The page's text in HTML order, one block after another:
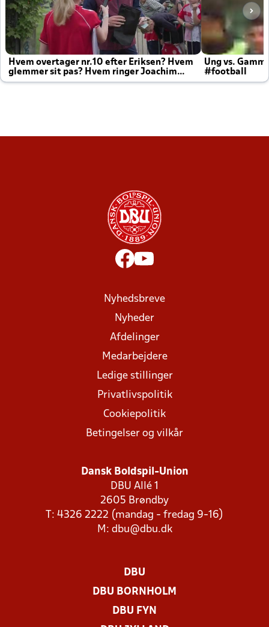
Hvem overtager nr.10 efter Eriksen? Hvem
glemmer sit pas? Hvem ringer Joachim
altid til efter kampe?
Ung vs.
#football
Nyhedsbreve
Nyheder
Afdelinger
Medarbejdere
Ledige stillinger
Privatlivspolitik
Cookiepolitik
Betingelser og vilkår
Dansk Boldspil-Union
DBU Allé 1
2605 Brøndby
T: 4326 2222 (mandag - fredag 9-16)
M: dbu@dbu.dk
DBU
DBU BORNHOLM
DBU FYN